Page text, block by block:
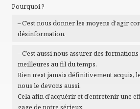
Pourquoi ?
– C’est nous donner les moyens d’agir
désinformation.
– C’est aussi nous assurer des
meilleures au fil du temps.
Rien n’est jamais définitivement acquis,
nous le devons aussi.
Cela afin d’acquérir et d’entretenir une
gage de notre sérieux.